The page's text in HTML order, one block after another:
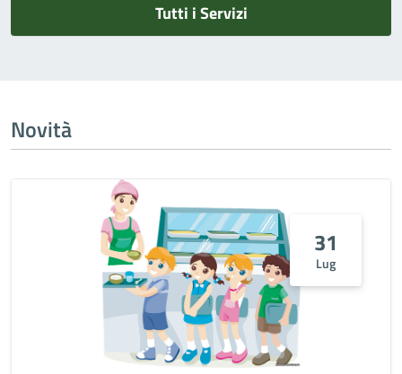
Tutti i Servizi
Novità
31
Lug